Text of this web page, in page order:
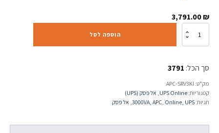
3,791.00₪
כמות
APC
UPS
On-
Line
3000VA
הוספה לסל
סך הכל: 3791
מק"ט: APC-SRV3KI
קטגוריות: UPS Online אל פסק (UPS)
תגיות:
3000VA APC Online UPS אל פסק